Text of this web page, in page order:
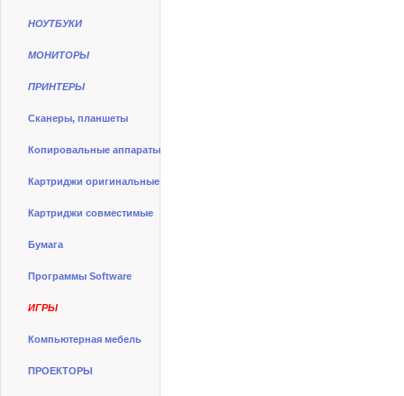
НОУТБУКИ
МОНИТОРЫ
ПРИНТЕРЫ
Сканеры, планшеты
Копировальные аппараты
Картриджи оригинальные
Картриджи совместимые
Бумага
Программы Software
ИГРЫ
Компьютерная мебель
ПРОЕКТОРЫ